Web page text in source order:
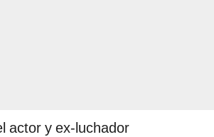
actor y ex-luchador